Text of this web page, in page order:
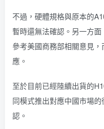
不過，硬體規格與原本的
暫時還無法確認。另一方
參考美國商務部相關意見
應。
至於目前已經陸續出貨的
同模式推出對應中國市場
認。